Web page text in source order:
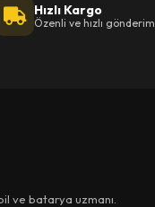
Hızlı Kargo
Özenli ve hızlı gönderim
ve batarya uzmanı.